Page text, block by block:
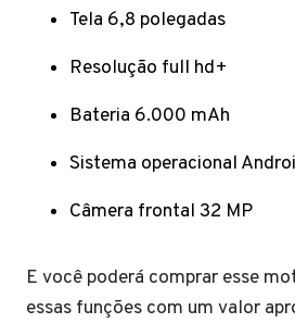
Tela 6,8 polegadas
Resolução full hd+
Bateria 6.000 mAh
Sistema operacional
Câmera frontal 32 MP
E você poderá comprar esse
essas funções com um valor